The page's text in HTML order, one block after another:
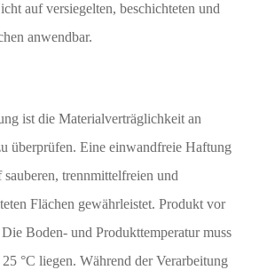
auf versiegelten, beschichteten und
anwendbar.
ist die Materialverträglichkeit an
überprüfen. Eine einwandfreie Haftung
trennmittelfreien und
Flächen gewährleistet. Produkt vor
Boden- und Produkttemperatur muss
°C liegen. Während der Verarbeitung